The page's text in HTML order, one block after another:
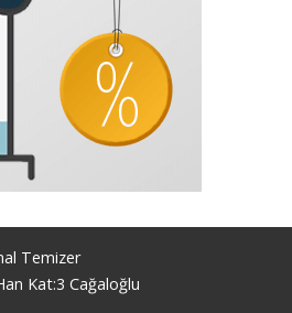
Temizer
Kat:3 Cağaloğlu